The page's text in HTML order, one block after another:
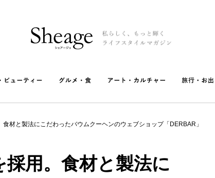
材と製法にこだわったバウムクーヘンのウェブショップ「DERBAR」
用。食材と製法に